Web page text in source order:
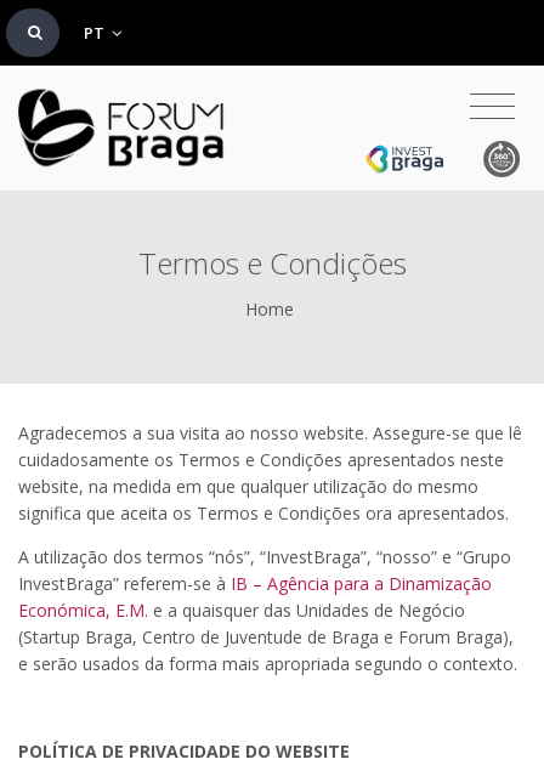
PT
Termos e Condições
Home
Agradecemos a sua visita ao nosso website. Assegure-se que lê
cuidadosamente os Termos e Condições apresentados neste
website, na medida em que qualquer utilização do mesmo
significa que aceita os Termos e Condições ora apresentados.
A utilização dos termos “nós”, “InvestBraga”, “nosso” e “Grupo
InvestBraga” referem-se à IB – Agência para a Dinamização
Económica, E.M. e a quaisquer das Unidades de Negócio
(Startup Braga, Centro de Juventude de Braga e Forum Braga),
e serão usados da forma mais apropriada segundo o contexto.
POLÍTICA DE PRIVACIDADE DO WEBSITE